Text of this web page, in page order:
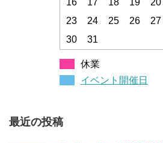
23
24 25 26 27
30
31
休業
イベント開催日
最近の投稿